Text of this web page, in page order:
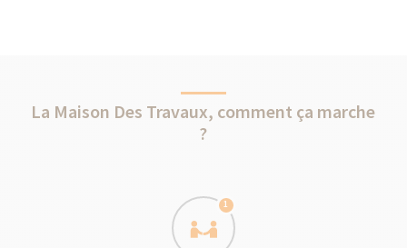
La Maison Des Travaux, comment ça marche
?
1